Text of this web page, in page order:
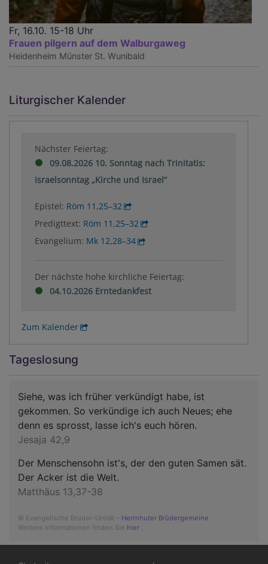
Fr, 16.10. 15-18 Uhr
Frauen pilgern auf dem Walburgaweg
Heidenheim Münster St. Wunibald
Liturgischer Kalender
Nächster Feiertag:
09.08.2026 10. Sonntag nach Trinitatis:
Israelsonntag „Kirche und Israel“
Epistel: Röm 11,25–32
Predigttext: Röm 11,25–32
Evangelium: Mk 12,28–34
Der nächste hohe kirchliche Feiertag:
04.10.2026 Erntedankfest
Zum Kalender
Tageslosung
Siehe, was ich früher verkündigt habe, ist
gekommen. So verkündige ich auch Neues; ehe
denn es sprosst, lasse ich's euch hören.
Jesaja 42,9
Der Menschensohn ist's, der den guten Samen sät.
Der Acker ist die Welt.
Matthäus 13,37-38
© Evangelische Brüder-Unität – Herrnhuter Brüdergemeine
Weitere Informationen finden Sie hier .
Hauptnavigation Fußbereichsmenü